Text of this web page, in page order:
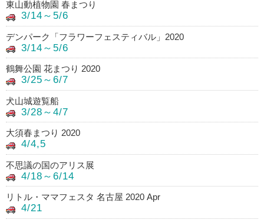
東山動植物園 春まつり
3/14～5/6
デンパーク「フラワーフェスティバル」2020
3/14～5/6
鶴舞公園 花まつり 2020
3/25～6/7
犬山城遊覧船
3/28～4/7
大須春まつり 2020
4/4,5
不思議の国のアリス展
4/18～6/14
リトル・ママフェスタ 名古屋 2020 Apr
4/21